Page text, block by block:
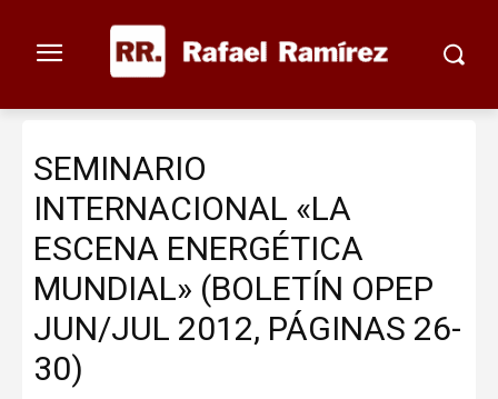
SEMINARIO
INTERNACIONAL «LA
ESCENA ENERGÉTICA
MUNDIAL» (BOLETÍN OPEP
JUN/JUL 2012, PÁGINAS 26-
30)